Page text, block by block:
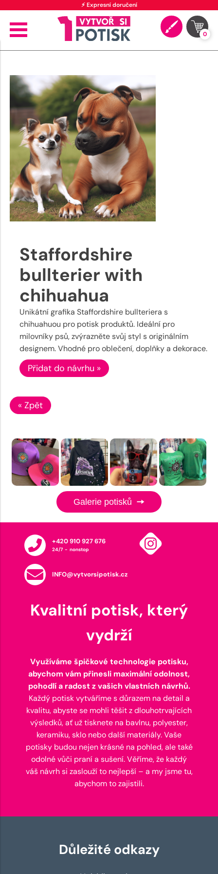
⚡ Expresní doručení
0
Staffordshire
bullterier with
chihuahua
Unikátní grafika Staffordshire bullteriera s
chihuahuou pro potisk produktů. Ideální pro
milovníky psů, zvýrazněte svůj styl s originálním
designem. Vhodné pro oblečení, doplňky a dekorace.
Přidat do návrhu »
« Zpět
Galerie potisků
+420 910 927 676
24/7 - nonstop
INFO@vytvorsipotisk.cz
Kvalitní potisk, který
vydrží
Využíváme špičkové technologie potisku,
abychom vám přinesli maximální odolnost,
pohodlí a radost z vašich vlastních návrhů.
Každý potisk vytváříme s důrazem na detail a
kvalitu, abyste se mohli těšit z dlouhotrvajících
výsledků, ať už tisknete na bavlnu, polyester,
keramiku, sklo nebo další materiály. Vaše
potisky budou nejen krásné na pohled, ale také
odolné vůči praní a sušení. Věříme, že každý
váš návrh si zaslouží to nejlepší – a my jsme tu,
abychom to zajistili.
Důležité odkazy